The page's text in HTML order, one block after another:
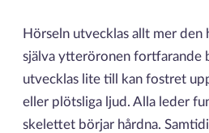
Hörseln utvecklas allt mer den
själva ytteröronen fortfarande
utvecklas lite till kan fostret
eller plötsliga ljud. Alla leder
skelettet börjar hårdna.